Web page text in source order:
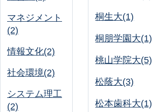
マネジメント
(2)
情報文化(2)
社会環境(2)
システム理工
(2)
桐生大(1)
桐朋学園大(1)
桃山学院大(5)
松蔭大(3)
松本歯科大(1)